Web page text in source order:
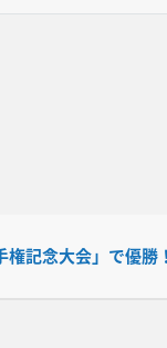
記念大会」で優勝